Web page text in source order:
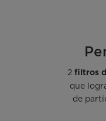
2 filtros
que
de